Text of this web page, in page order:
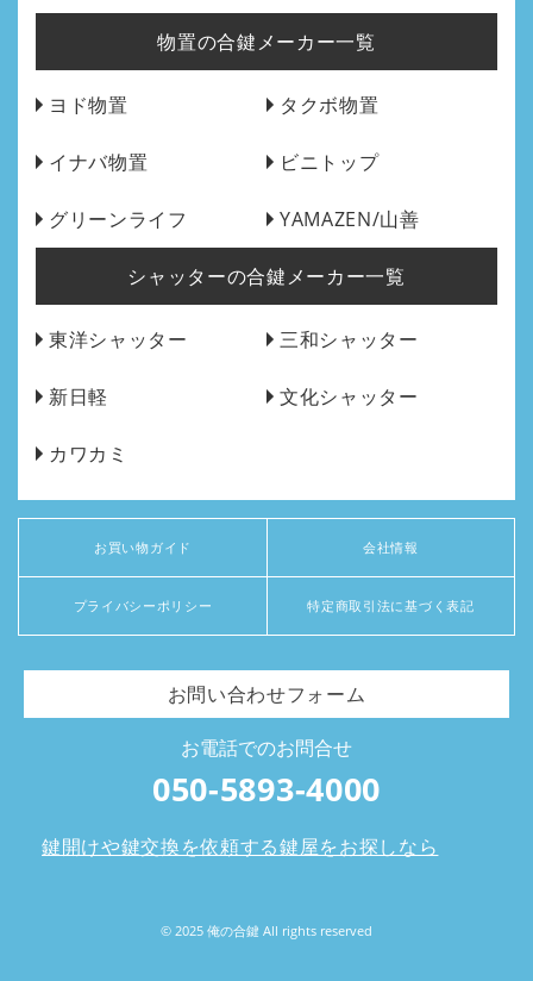
物置の合鍵メーカー一覧
ヨド物置 タクボ物置
イナバ物置 ビニトップ
グリーンライフ YAMAZEN/山善
シャッターの合鍵メーカー一覧
東洋シャッター 三和シャッター
新日軽 文化シャッター
カワカミ
お買い物ガイド 会社情報
プライバシーポリシー 特定商取引法に基づく表記
お問い合わせフォーム
お電話でのお問合せ
050-5893-4000
鍵開けや鍵交換を依頼する鍵屋をお探しなら
© 2025 俺の合鍵 All rights reserved